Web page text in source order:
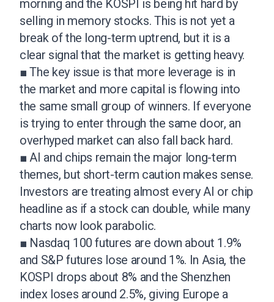
morning and the KOSPI is being hit hard by
selling in memory stocks. This is not yet a
break of the long-term uptrend, but it is a
clear signal that the market is getting heavy.
■ The key issue is that more leverage is in
the market and more capital is flowing into
the same small group of winners. If everyone
is trying to enter through the same door, an
overhyped market can also fall back hard.
■ AI and chips remain the major long-term
themes, but short-term caution makes sense.
Investors are treating almost every AI or chip
headline as if a stock can double, while many
charts now look parabolic.
■ Nasdaq 100 futures are down about 1.9%
and S&P futures lose around 1%. In Asia, the
KOSPI drops about 8% and the Shenzhen
index loses around 2.5%, giving Europe a